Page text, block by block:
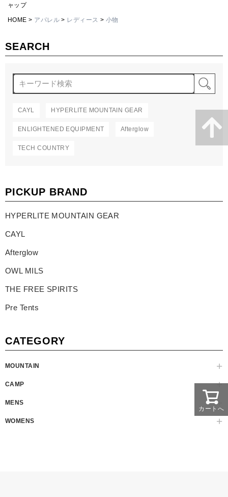
SEARCH
CAYL HYPERLITE MOUNTAIN GEAR
ENLIGHTENED EQUIPMENT Afterglow
TECH COUNTRY
PICKUP BRAND
HYPERLITE MOUNTAIN GEAR
CAYL
Afterglow
OWL MILS
THE FREE SPIRITS
Pre Tents
CATEGORY
MOUNTAIN
CAMP
MENS
WOMENS
ャップ
HOME アパレル レディース 小物
カートへ